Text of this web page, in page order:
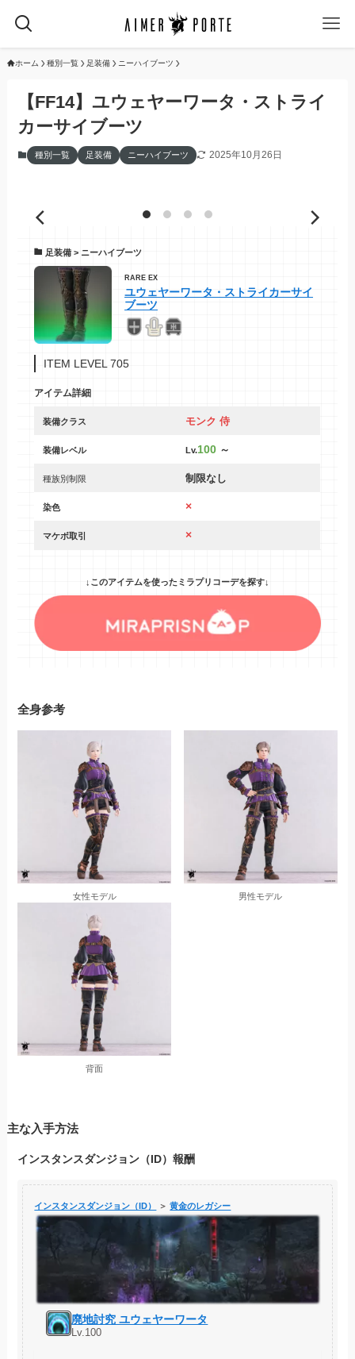
ホーム 種別一覧 足装備 ニーハイブーツ
【FF14】ユウェヤーワータ・ストライ
カーサイブーツ
種別一覧 足装備 ニーハイブーツ 2025年10月26日
足装備 > ニーハイブーツ
RARE EX
ユウェヤーワータ・ストライカーサイ
ブーツ
ITEM LEVEL 705
アイテム詳細
装備クラス モンク 侍
装備レベル Lv.100～
種族別制限 制限なし
染色 ×
マケボ取引 ×
↓このアイテムを使ったミラプリコーデを探す↓
全身参考
女性モデル 男性モデル
背面
主な入手方法
インスタンスダンジョン（ID）報酬
インスタンスダンジョン（ID） ＞黄金のレガシー
廃地討究 ユウェヤーワータ
Lv.100